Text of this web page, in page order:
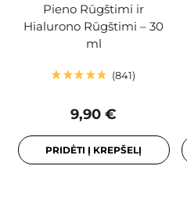
Pieno Rūgštimi ir
Hialurono Rūgštimi – 30
ml
841
9,90 €
PRIDĖTI Į KREPŠELĮ